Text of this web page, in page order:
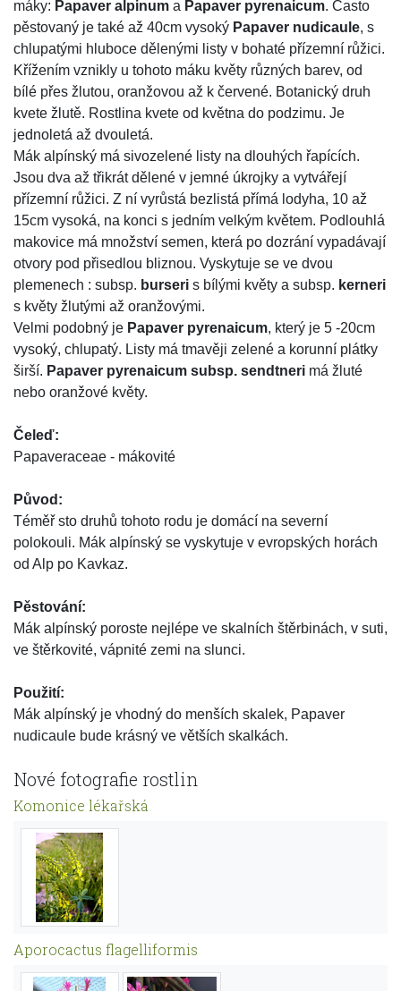
máky: Papaver alpinum a Papaver pyrenaicum. Často
pěstovaný je také až 40cm vysoký Papaver nudicaule, s
chlupatými hluboce dělenými listy v bohaté přízemní růžici.
Křížením vznikly u tohoto máku květy různých barev, od
bílé přes žlutou, oranžovou až k červené. Botanický druh
kvete žlutě. Rostlina kvete od května do podzimu. Je
jednoletá až dvouletá.
Mák alpínský má sivozelené listy na dlouhých řapících.
Jsou dva až třikrát dělené v jemné úkrojky a vytvářejí
přízemní růžici. Z ní vyrůstá bezlistá přímá lodyha, 10 až
15cm vysoká, na konci s jedním velkým květem. Podlouhlá
makovice má množství semen, která po dozrání vypadávají
otvory pod přisedlou bliznou. Vyskytuje se ve dvou
plemenech : subsp. burseri s bílými květy a subsp. kerneri
s květy žlutými až oranžovými.
Velmi podobný je Papaver pyrenaicum, který je 5 -20cm
vysoký, chlupatý. Listy má tmavěji zelené a korunní plátky
širší. Papaver pyrenaicum subsp. sendtneri má žluté
nebo oranžové květy.
Čeleď:
Papaveraceae - mákovité
Původ:
Téměř sto druhů tohoto rodu je domácí na severní
polokouli. Mák alpínský se vyskytuje v evropských horách
od Alp po Kavkaz.
Pěstování:
Mák alpínský poroste nejlépe ve skalních štěrbinách, v suti,
ve štěrkovité, vápnité zemi na slunci.
Použití:
Mák alpínský je vhodný do menších skalek, Papaver
nudicaule bude krásný ve větších skalkách.
Nové fotografie rostlin
Komonice lékařská
Aporocactus flagelliformis